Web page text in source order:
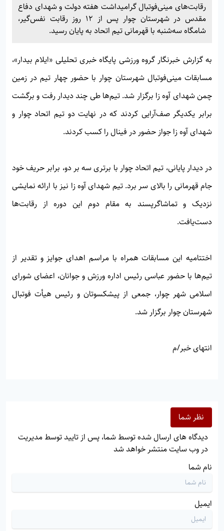
رقابت‌های مینی‌فوتبال گرامیداشت هفته دولت و شهدای دفاع
مقدس در شهرستان چوار پس از ۱۲ روز رقابت نفس‌گیر،
شامگاه سه‌شنبه با قهرمانی تیم اتحاد به پایان رسید.
به گزارش خبرنگار گروه ورزشی پایگاه خبری تحلیلی «ایلام بیدار»،
مسابقات مینی‌فوتبال شهرستان چوار با حضور چهار تیم در زمین
چمن شهدای آوه زا برگزار شد. تیم‌ها طی چند دیدار رفت‌ و برگشت
برابر یکدیگر صف‌آرایی کردند که در نهایت دو تیم اتحاد چوار و
شهدای آوه زا جواز حضور در فینال را کسب کردند.
در دیدار پایانی، تیم اتحاد چوار با برتری سه بر دو، برابر حریف خود
جام قهرمانی را بالای سر برد. تیم شهدای آوه زا نیز با ارائه نمایشی
نزدیک و تماشاگرپسند به مقام دوم این دوره از رقابت‌ها
دست‌یافت.
اختتامیه این مسابقات همراه با مراسم اهدای جوایز و تقدیر از
تیم‌ها با حضور عباسی رئیس اداره ورزش و جوانان، اعضای شورای
اسلامی شهر چوار، جمعی از پیشکسوتان و رئیس هیأت فوتبال
شهرستان چوار برگزار شد.
انتهای خبر/م
نظر شما
دیدگاه های ارسال شده توسط شما، پس از تایید توسط مدیریت
در وب سایت منتشر خواهد شد
نام شما
ایمیل